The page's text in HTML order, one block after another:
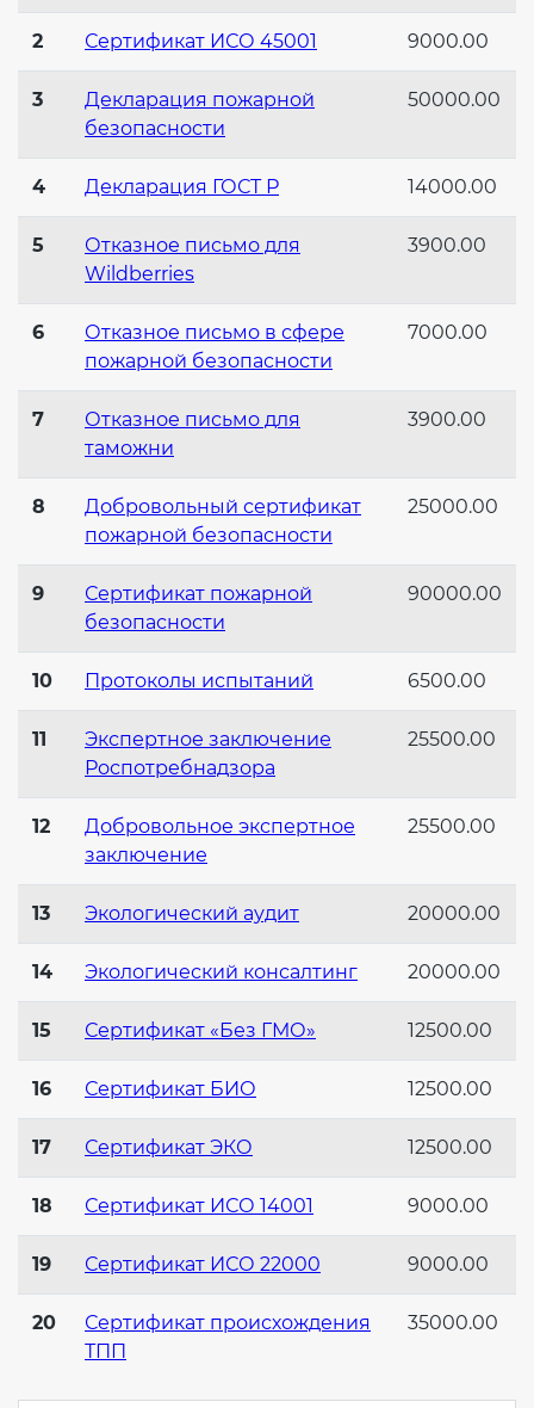
2 Сертификат ИСО 45001 9000.00
3
Декларация пожарной
безопасности
50000.00
4 Декларация ГОСТ Р 14000.00
5
Отказное письмо для
Wildberries
3900.00
6
Отказное письмо в сфере
пожарной безопасности
7000.00
7
Отказное письмо для
таможни
3900.00
8
Добровольный сертификат
пожарной безопасности
25000.00
9
Сертификат пожарной
безопасности
90000.00
10 Протоколы испытаний 6500.00
11
Экспертное заключение
Роспотребнадзора
25500.00
12
Добровольное экспертное
заключение
25500.00
13 Экологический аудит 20000.00
14 Экологический консалтинг 20000.00
15 Сертификат «Без ГМО» 12500.00
16 Сертификат БИО 12500.00
17 Сертификат ЭКО 12500.00
18 Сертификат ИСО 14001 9000.00
19 Сертификат ИСО 22000 9000.00
20
Сертификат происхождения
ТПП
35000.00